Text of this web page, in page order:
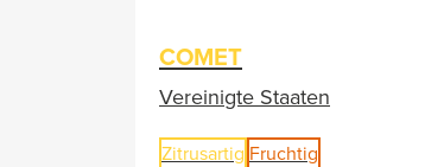
COMET
Vereinigte Staaten
Zitrusartig Fruchtig